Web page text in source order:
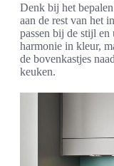
Denk bij het
aan de rest van het
passen bij de stijl
harmonie in kleur,
de bovenkastjes
keuken.